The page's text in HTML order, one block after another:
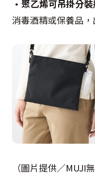
•聚乙烯可吊掛分
消毒酒精或保養品
（圖片提供／MUJI